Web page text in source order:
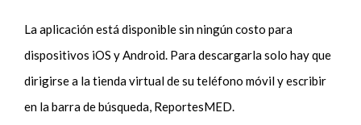
La aplicación está disponible sin ningún costo para
dispositivos iOS y Android. Para descargarla solo hay que
dirigirse a la tienda virtual de su teléfono móvil y escribir
en la barra de búsqueda, ReportesMED.